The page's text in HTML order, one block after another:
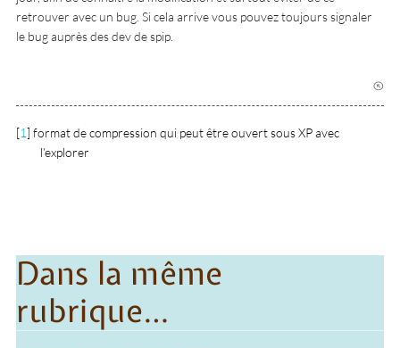
retrouver avec un bug. Si cela arrive vous pouvez toujours signaler
le bug auprès des dev de spip.
[1]format de compression qui peut être ouvert sous XP avec
l’explorer
Dans la même
rubrique…